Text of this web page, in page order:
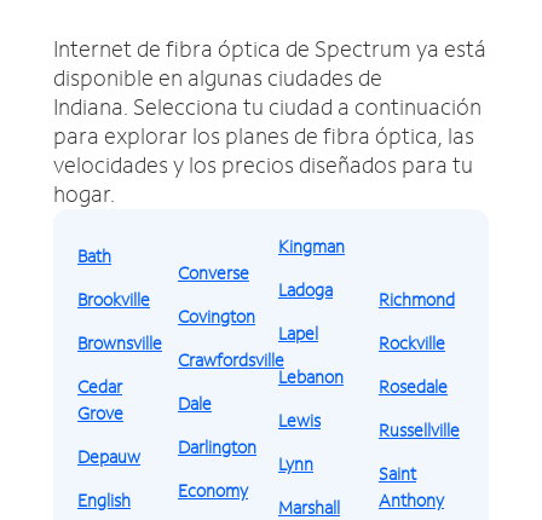
Internet de fibra óptica de Spectrum ya está
disponible en algunas ciudades de
Indiana. Selecciona tu ciudad a continuación
para explorar los planes de fibra óptica, las
velocidades y los precios diseñados para tu
hogar.
Bath
Brookville
Brownsville
Cedar
Grove
Depauw
English
Converse
Covington
Crawfordsville
Dale
Darlington
Economy
Kingman
Ladoga
Lapel
Lebanon
Lewis
Lynn
Marshall
Richmond
Rockville
Rosedale
Russellville
Saint
Anthony